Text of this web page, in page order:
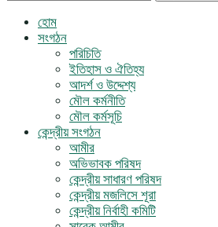
হোম
সংগঠন
পরিচিতি
ইতিহাস ও ঐতিহ্য
আদর্শ ও উদ্দেশ্য
মৌল কর্মনীতি
মৌল কর্মসূচি
কেন্দ্রীয় সংগঠন
আমীর
অভিভাবক পরিষদ
কেন্দ্রীয় সাধারণ পরিষদ
কেন্দ্রীয় মজলিসে শূরা
কেন্দ্রীয় নির্বাহী কমিটি